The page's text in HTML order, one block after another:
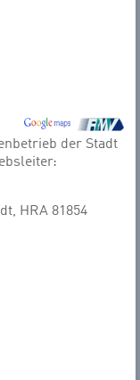
der Stadt
HRA 81854